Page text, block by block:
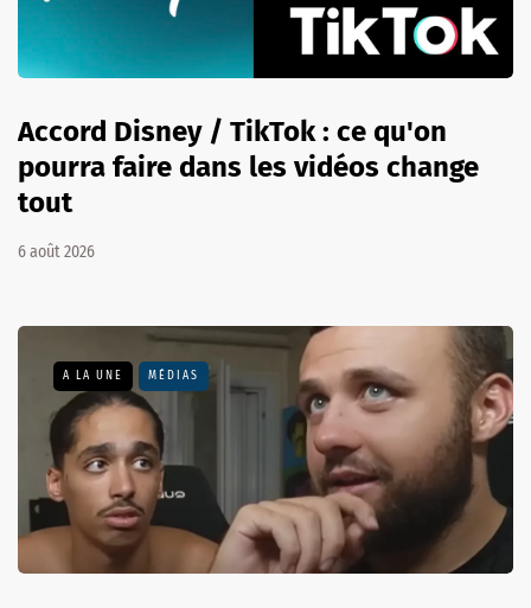
Accord Disney / TikTok : ce qu'on
pourra faire dans les vidéos change
tout
6 août 2026
A LA UNE MÉDIAS